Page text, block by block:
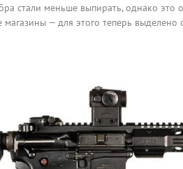
стали меньше выпирать, однако это
— для этого теперь выделено